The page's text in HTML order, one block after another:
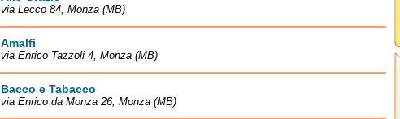
via Lecco 84, Monza (MB)
Amalfi
via Enrico Tazzoli 4, Monza (MB)
Bacco e Tabacco
via Enrico da Monza 26, Monza (MB)